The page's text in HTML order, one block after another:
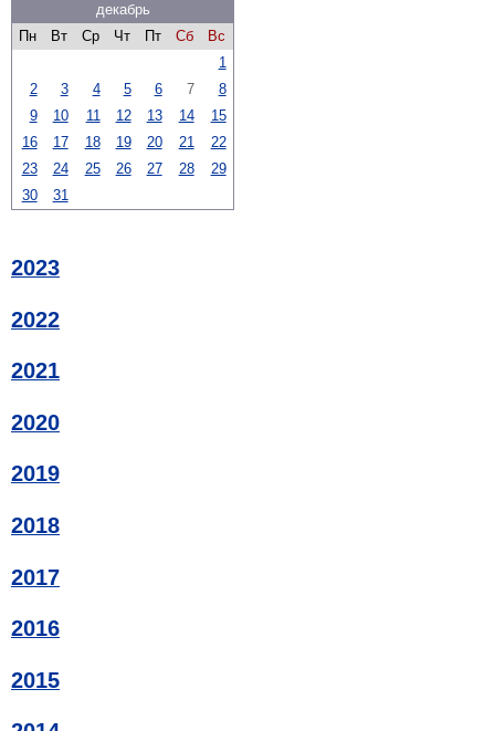
декабрь
Пн
Вт Ср Чт Пт Сб
Вс
1
2
3 4 5 6 7
8
9
10 11 12 13 14
15
16
17 18 19 20 21
22
23
24 25 26 27 28
29
30
31
2023
2022
2021
2020
2019
2018
2017
2016
2015